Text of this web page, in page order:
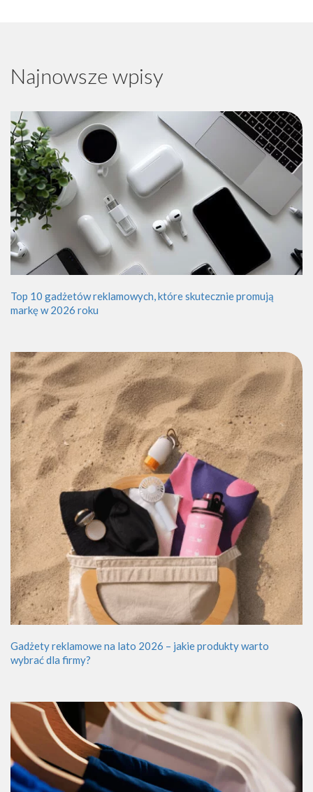
Najnowsze wpisy
Top 10 gadżetów reklamowych, które skutecznie promują
markę w 2026 roku
Gadżety reklamowe na lato 2026 – jakie produkty warto
wybrać dla firmy?